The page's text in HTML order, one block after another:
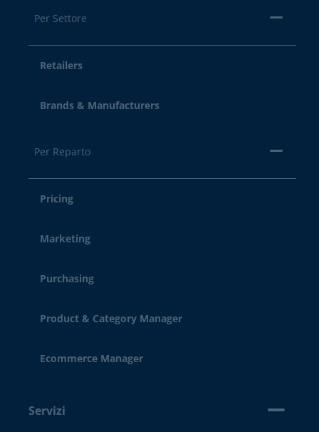
Per Settore
Retailers
Brands & Manufacturers
Per Reparto
Pricing
Marketing
Purchasing
Product & Category Manager
Ecommerce Manager
Servizi